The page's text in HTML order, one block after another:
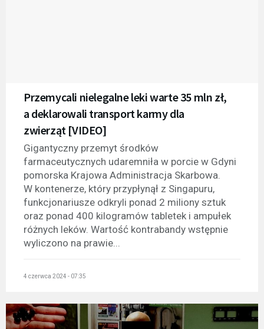
Przemycali nielegalne leki warte 35 mln zł,
a deklarowali transport karmy dla
zwierząt [VIDEO]
Gigantyczny przemyt środków
farmaceutycznych udaremniła w porcie w Gdyni
pomorska Krajowa Administracja Skarbowa.
W kontenerze, który przypłynął z Singapuru,
funkcjonariusze odkryli ponad 2 miliony sztuk
oraz ponad 400 kilogramów tabletek i ampułek
różnych leków. Wartość kontrabandy wstępnie
wyliczono na prawie...
4 czerwca 2024 - 07:35